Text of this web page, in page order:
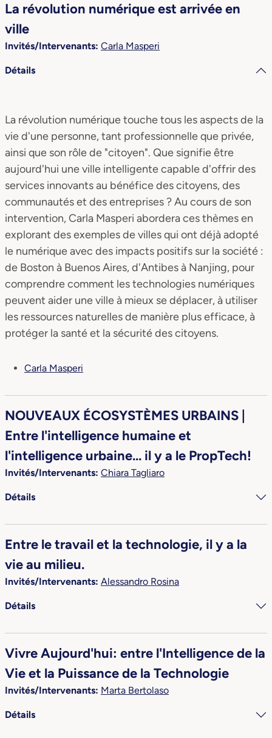
La révolution numérique est arrivée en
ville
Invités/Intervenants: Carla Masperi
Détails
La révolution numérique touche tous les aspects de la
vie d'une personne, tant professionnelle que privée,
ainsi que son rôle de "citoyen". Que signifie être
aujourd'hui une ville intelligente capable d'offrir des
services innovants au bénéfice des citoyens, des
communautés et des entreprises ? Au cours de son
intervention, Carla Masperi abordera ces thèmes en
explorant des exemples de villes qui ont déjà adopté
le numérique avec des impacts positifs sur la société :
de Boston à Buenos Aires, d'Antibes à Nanjing, pour
comprendre comment les technologies numériques
peuvent aider une ville à mieux se déplacer, à utiliser
les ressources naturelles de manière plus efficace, à
protéger la santé et la sécurité des citoyens.
Carla Masperi
NOUVEAUX ÉCOSYSTÈMES URBAINS |
Entre l'intelligence humaine et
l'intelligence urbaine... il y a le PropTech!
Invités/Intervenants: Chiara Tagliaro
Détails
Entre le travail et la technologie, il y a la
vie au milieu.
Invités/Intervenants: Alessandro Rosina
Détails
Vivre Aujourd'hui: entre l'Intelligence de la
Vie et la Puissance de la Technologie
Invités/Intervenants: Marta Bertolaso
Détails